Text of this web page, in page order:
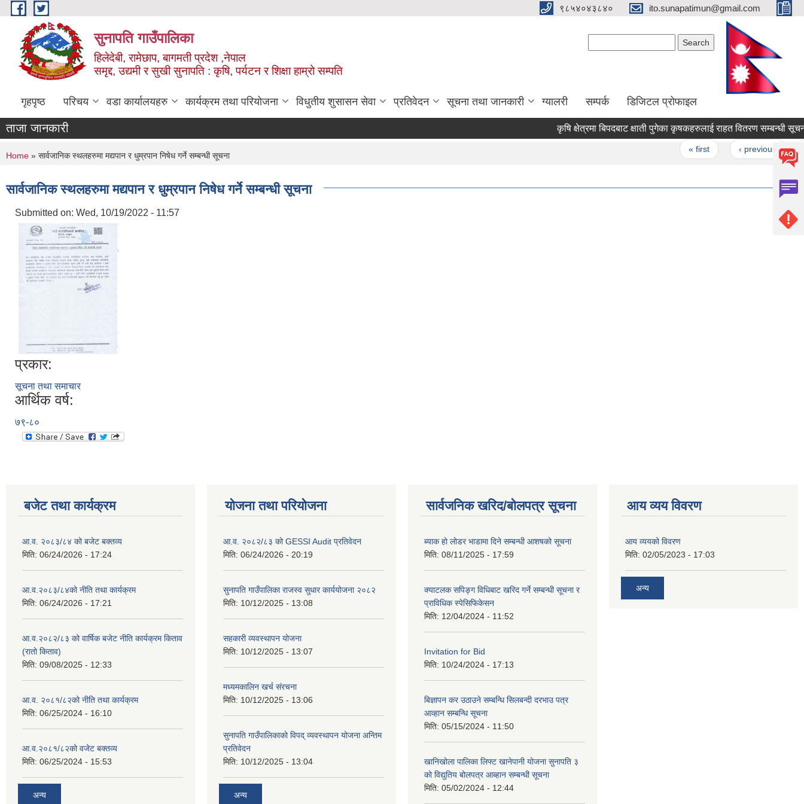
Skip to main content ९८५४०४३८४० ito.sunapatimun@gmail.com
सुनापति गाउँपालिका
हिलेदेबी, रामेछाप, बागमती प्रदेश ,नेपाल
समृद्द, उद्यमी र सुखी सुनापति : कृषि, पर्यटन र शिक्षा हाम्रो सम्पति
गृहपृष्ठ परिचय वडा कार्यालयहरु कार्यक्रम तथा परियोजना विधुतीय शुसासन सेवा प्रतिवेदन सूचना तथा जानकारी ग्यालरी सम्पर्क डिजिटल प्रोफाइल
ताजा जानकारी कृषि क्षेत्रमा बिपदबाट क्षाती पुगेका कृषकहरुलाई राहत वितरण सम्बन्धी सूचना
« first ‹ previous 1
You are here
Home » सार्वजानिक स्थलहरुमा मद्यपान र धुम्रपान निषेध गर्ने सम्बन्धी सूचना
सार्वजानिक स्थलहरुमा मद्यपान र धुम्रपान निषेध गर्ने सम्बन्धी सूचना
Submitted on: Wed, 10/19/2022 - 11:57
प्रकार:
सूचना तथा समाचार
आर्थिक वर्ष:
७९-८०
बजेट तथा कार्यक्रम
आ.व. २०८३/८४ को बजेट बक्तव्य
मिति: 06/24/2026 - 17:24
आ.व.२०८३/८४को नीति तथा कार्यक्रम
मिति: 06/24/2026 - 17:21
आ.व.२०८२/८३ को वार्षिक बजेट नीति कार्यक्रम किताव
(रातो किताव)
मिति: 09/08/2025 - 12:33
आ.व. २०८१/८२को नीति तथा कार्यक्रम
मिति: 06/25/2024 - 16:10
आ.व.२०८१/८२को वजेट बक्तव्य
मिति: 06/25/2024 - 15:53
अन्य
योजना तथा परियोजना
आ.व. २०८२/८३ को GESSI Audit प्रतिवेदन
मिति: 06/24/2026 - 20:19
सुनापति गाउँपालिका राजस्व सुधार कार्ययोजना २०८२
मिति: 10/12/2025 - 13:08
सहकारी व्यवस्थापन योजना
मिति: 10/12/2025 - 13:07
मध्यमकालिन खर्च संरचना
मिति: 10/12/2025 - 13:06
सुनापति गाउँपालिकाको विपद् व्यवस्थापन योजना अन्तिम
प्रतिवेदन
मिति: 10/12/2025 - 13:04
अन्य
सार्वजनिक खरिद/बोलपत्र सूचना
ब्याक हो लोडर भाडामा दिने सम्बन्धी आशषको सूचना
मिति: 08/11/2025 - 17:59
क्याटलक सपिङ्ग विधिबाट खरिद गर्ने सम्बन्धी सूचना र
प्राविधिक स्पेसिफिकेसन
मिति: 12/04/2024 - 11:52
Invitation for Bid
मिति: 10/24/2024 - 17:13
बिज्ञापन कर उठाउने सम्बन्धि सिलबन्दी दरभाउ पत्र
आव्हान सम्बन्धि सूचना
मिति: 05/15/2024 - 11:50
खानिखोला पालिका लिफ्ट खानेपानी योजना सुनापति ३
को विद्युतिय बोलपत्र आब्हान सम्बन्धी सूचना
मिति: 05/02/2024 - 12:44
आय व्यय विवरण
आय व्ययको विवरण
मिति: 02/05/2023 - 17:03
अन्य